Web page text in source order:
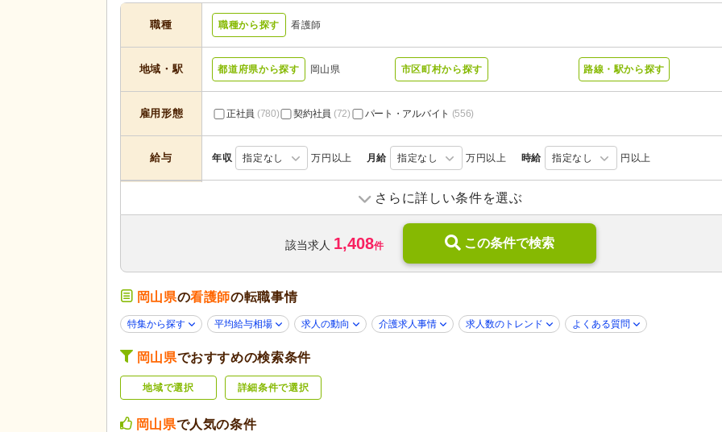
職種 職種から探す 看護師
地域・駅 都道府県から探す 岡山県 市区町村から探す 路線・駅から探す
雇用形態 正社員 (780) 契約社員 (72) パート・アルバイト (556)
給与 年収 指定なし 万円以上 月給 指定なし 万円以上 時給 指定なし 円以上
類
訪問入浴 (16)
デイサービス(217) デイケア(50) 小規模多機能型居宅介護(51)
ショートステイ(27) 住宅型有料老人ホーム(29)
ケアハウス(7) 特別養護老人ホーム
介護老人保健施設
診療所・クリニック(222) 障がい者支援(22) 歯科診療所・技工所
未経験可(1,000)
学歴不問(1,148)
さらに詳しい条件を選ぶ
該当求人 1,408件 この条件で検索
岡山県の看護師の転職事情
特集から探す 平均給与相場 求人の動向 介護求人事情 求人数のトレンド よくある質問
岡山県でおすすめの検索条件
地域で選択 詳細条件で選択
岡山県で人気の条件